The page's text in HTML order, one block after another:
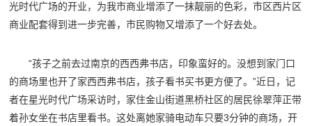
光时代广场的开业，为我市商业增添了一抹靓丽的色彩，市区西片区
商业配套得到进一步完善，市民购物又增添了一个好去处。
“孩子之前去过南京的西西弗书店，印象蛮好的。没想到家门口
的商场里也开了家西西弗书店，孩子看书买书更方便了。”近日，记
者在星光时代广场采访时，家住金山街道黑桥社区的居民徐翠萍正带
着孙女坐在书店里看书。这处离她家骑电动车只要3分钟的商场，开